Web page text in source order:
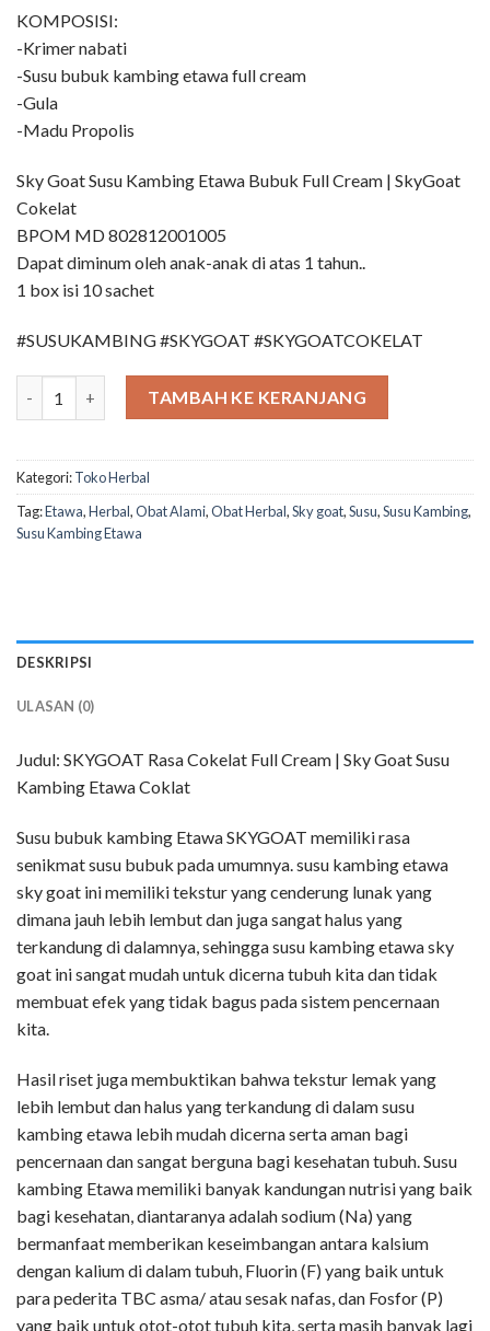
KOMPOSISI:
-Krimer nabati
-Susu bubuk kambing etawa full cream
-Gula
-Madu Propolis
Sky Goat Susu Kambing Etawa Bubuk Full Cream | SkyGoat
Cokelat
BPOM MD 802812001005
Dapat diminum oleh anak-anak di atas 1 tahun..
1 box isi 10 sachet
#SUSUKAMBING #SKYGOAT #SKYGOATCOKELAT
Kuantitas Sky Goat CoklatTAMBAH KE KERANJANG
Kategori:Toko Herbal
Tag:Etawa,Herbal,Obat Alami,Obat Herbal,Sky goat,Susu,Susu Kambing,
Susu Kambing Etawa
DESKRIPSI
ULASAN (0)
Judul: SKYGOAT Rasa Cokelat Full Cream | Sky Goat Susu
Kambing Etawa Coklat
Susu bubuk kambing Etawa SKYGOAT memiliki rasa
senikmat susu bubuk pada umumnya. susu kambing etawa
sky goat ini memiliki tekstur yang cenderung lunak yang
dimana jauh lebih lembut dan juga sangat halus yang
terkandung di dalamnya, sehingga susu kambing etawa sky
goat ini sangat mudah untuk dicerna tubuh kita dan tidak
membuat efek yang tidak bagus pada sistem pencernaan
kita.
Hasil riset juga membuktikan bahwa tekstur lemak yang
lebih lembut dan halus yang terkandung di dalam susu
kambing etawa lebih mudah dicerna serta aman bagi
pencernaan dan sangat berguna bagi kesehatan tubuh. Susu
kambing Etawa memiliki banyak kandungan nutrisi yang baik
bagi kesehatan, diantaranya adalah sodium (Na) yang
bermanfaat memberikan keseimbangan antara kalsium
dengan kalium di dalam tubuh, Fluorin (F) yang baik untuk
para pederita TBC asma/ atau sesak nafas, dan Fosfor (P)
yang baik untuk otot-otot tubuh kita, serta masih banyak lagi